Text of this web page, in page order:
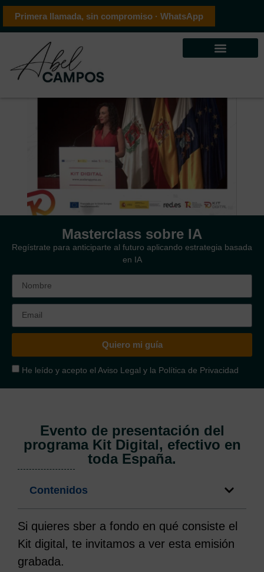
Primera llamada, sin compromiso · WhatsApp
Masterclass sobre IA
Regístrate para anticiparte al futuro aplicando estrategia basada
en IA
He leído y acepto el Aviso Legal y la Política de Privacidad
Quiero mi guía
Evento de presentación del
programa Kit Digital, efectivo en
toda España.
Contenidos
Si quieres sber a fondo en qué consiste el
Kit digital, te invitamos a ver esta emisión
grabada.